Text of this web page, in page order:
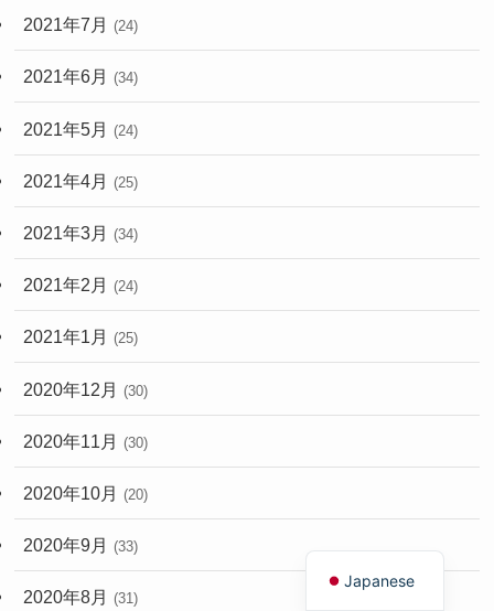
2021年7月 (24)
2021年6月 (34)
2021年5月 (24)
2021年4月 (25)
2021年3月 (34)
2021年2月 (24)
2021年1月 (25)
2020年12月 (30)
2020年11月 (30)
2020年10月 (20)
2020年9月 (33)
2020年8月 (31)
Japanese